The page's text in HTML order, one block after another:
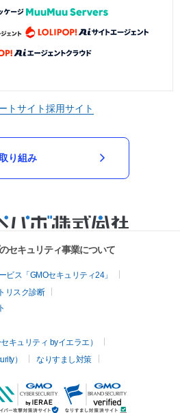
トサイト採用サイト
り組み
セキュリティ事業について
ス「GMOセキュリティ24」
リスク診断
キュリティ byイエラエ）
）
なりすまし対策